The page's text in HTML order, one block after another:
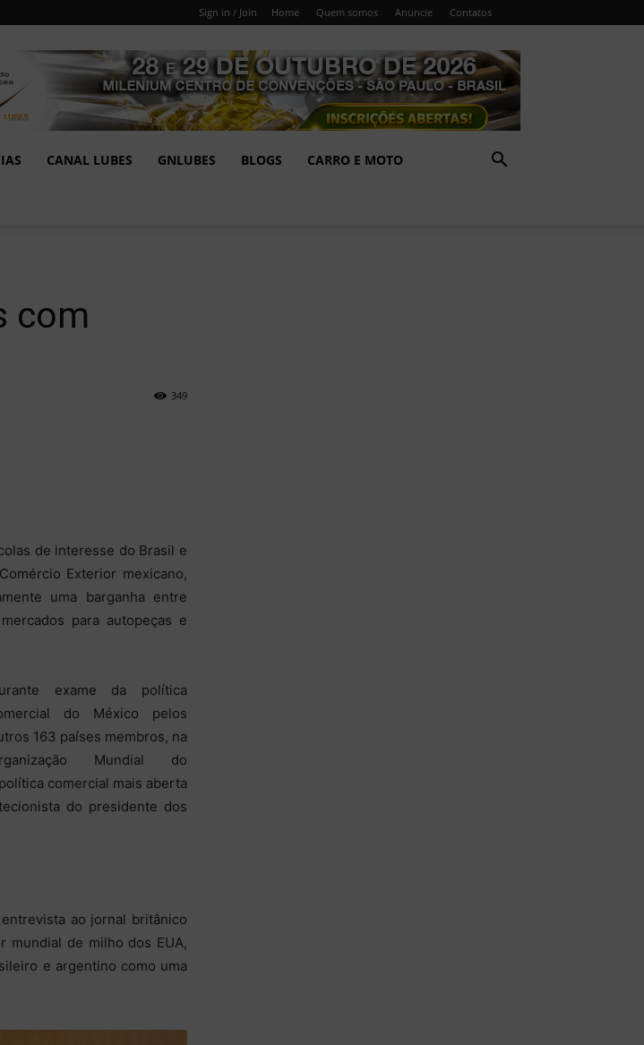
Sign in / Join Home Quem somos Anuncie Contatos
CANAL LUBES GNLUBES BLOGS CARRO E MOTO
com
349
de interesse do Brasil e
Exterior mexicano,
uma barganha entre
para autopeças e
exame da política
do México pelos
163 países ­membros, na
Mundial do
comercial mais aberta
do presidente dos
ao jornal britânico
mundial de milho dos EUA,
e argentino como uma